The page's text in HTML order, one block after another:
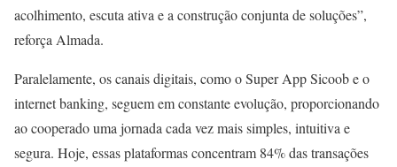
acolhimento, escuta ativa e a construção conjunta de soluções”,
reforça Almada.
Paralelamente, os canais digitais, como o Super App Sicoob e o
internet banking, seguem em constante evolução, proporcionando
ao cooperado uma jornada cada vez mais simples, intuitiva e
segura. Hoje, essas plataformas concentram 84% das transações